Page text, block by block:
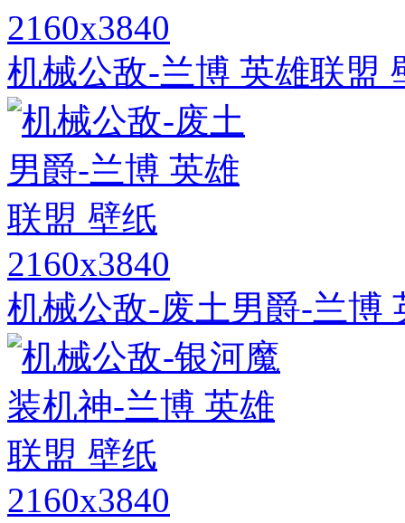
2160x3840
机械公敌-兰博 英雄联盟
2160x3840
机械公敌-废土男爵-兰博
2160x3840